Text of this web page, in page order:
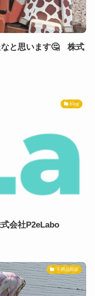
なと思います🤔 株式
blog
会社P2eLabo
不用品回収